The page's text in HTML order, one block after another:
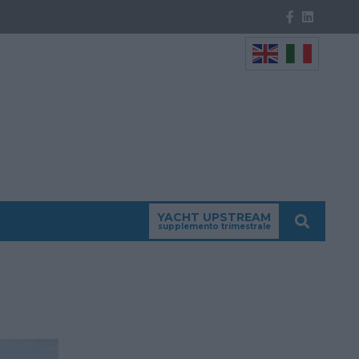
YACHT UPSTREAM
supplemento trimestrale